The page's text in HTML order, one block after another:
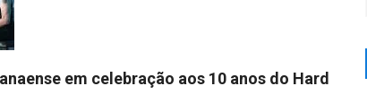
em celebração aos 10 anos do Hard